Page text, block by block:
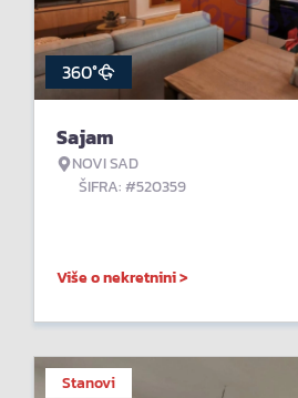
360°
Sajam
NOVI SAD
ŠIFRA: #520359
Više o nekretnini >
Stanovi